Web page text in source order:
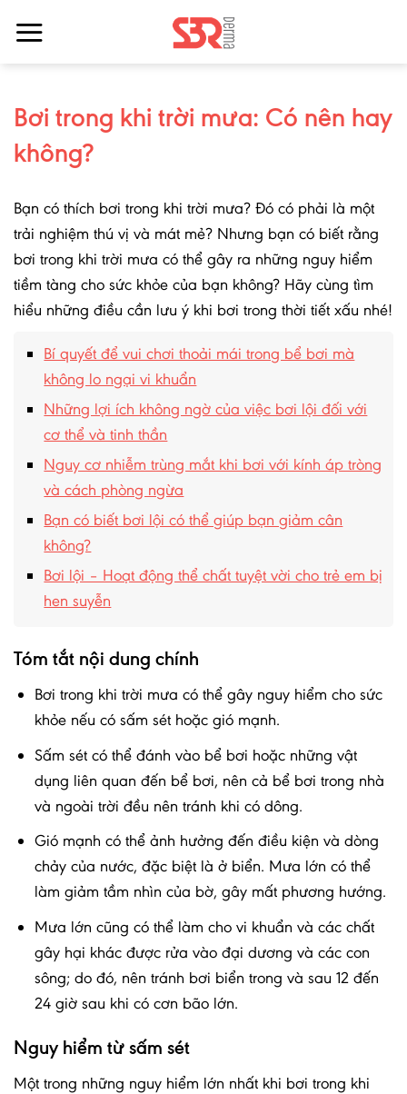
qua
Bơi trong khi trời mưa: Có nên hay
không?
Bạn có thích bơi trong khi trời mưa? Đó có phải là một
trải nghiệm thú vị và mát mẻ? Nhưng bạn có biết rằng
bơi trong khi trời mưa có thể gây ra những nguy hiểm
tiềm tàng cho sức khỏe của bạn không? Hãy cùng tìm
hiểu những điều cần lưu ý khi bơi trong thời tiết xấu nhé!
Bí quyết để vui chơi thoải mái trong bể bơi mà
không lo ngại vi khuẩn
Những lợi ích không ngờ của việc bơi lội đối với
cơ thể và tinh thần
Nguy cơ nhiễm trùng mắt khi bơi với kính áp tròng
và cách phòng ngừa
Bạn có biết bơi lội có thể giúp bạn giảm cân
không?
Bơi lội – Hoạt động thể chất tuyệt vời cho trẻ em bị
hen suyễn
Tóm tắt nội dung chính
Bơi trong khi trời mưa có thể gây nguy hiểm cho sức
khỏe nếu có sấm sét hoặc gió mạnh.
Sấm sét có thể đánh vào bể bơi hoặc những vật
dụng liên quan đến bể bơi, nên cả bể bơi trong nhà
và ngoài trời đều nên tránh khi có dông.
Gió mạnh có thể ảnh hưởng đến điều kiện và dòng
chảy của nước, đặc biệt là ở biển. Mưa lớn có thể
làm giảm tầm nhìn của bờ, gây mất phương hướng.
Mưa lớn cũng có thể làm cho vi khuẩn và các chất
gây hại khác được rửa vào đại dương và các con
sông; do đó, nên tránh bơi biển trong và sau 12 đến
24 giờ sau khi có cơn bão lớn.
Nguy hiểm từ sấm sét
Một trong những nguy hiểm lớn nhất khi bơi trong khi